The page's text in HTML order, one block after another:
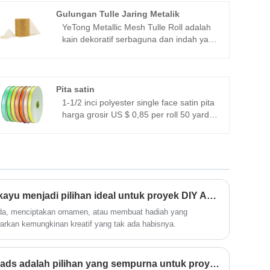
Gulungan Tulle Jaring Metalik
YeTong Metallic Mesh Tulle Roll adalah
kain dekoratif serbaguna dan indah yang
regangan, gulungan tulle jaring metalik
kami menampilkan lapisan metalik
berkilauan dan tekstur ringan dan
hingga dekorasi rumah dan hiasan
Pita satin
1-1/2 inci polyester single face satin pita
harga grosir US $ 0,85 per roll 50 yard
Paket dengan 25 yard 50yard 100 yard
200yards per roll.
Apa yang membuat irisan kayu menjadi pilihan ideal untuk proyek DIY Anda?
menciptakan ornamen, atau membuat hadiah yang
kemungkinan kreatif yang tak ada habisnya.
Mengapa Yetong Wood Beads adalah pilihan yang sempurna untuk proyek kerajinan Anda?